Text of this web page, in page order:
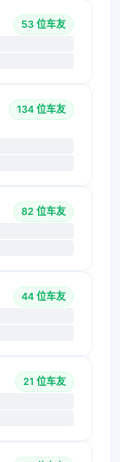
53 位车友
134 位车友
82 位车友
44 位车友
21 位车友